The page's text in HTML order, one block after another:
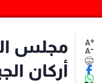
A+
A-
مجلس
أركان